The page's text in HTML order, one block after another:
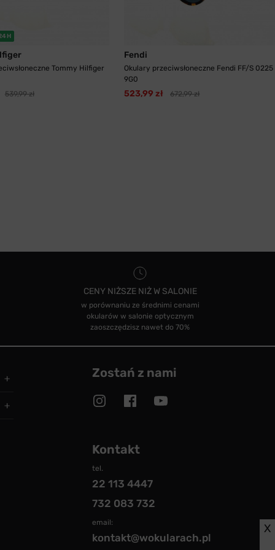
Tommy Hilfiger
539,99 zł
Fendi
Okulary przeciwsłoneczne Fendi FF/S 0225
9G0
523,99 zł 672,99 zł
CENY NIŻSZE NIŻ W SALONIE
w porównaniu ze średnimi cenami
okularów w salonie optycznym
zaoszczędzisz nawet do 70%
Zostań z nami
Kontakt
tel.
22 113 4447
732 083 732
email:
kontakt@wokularach.pl
X